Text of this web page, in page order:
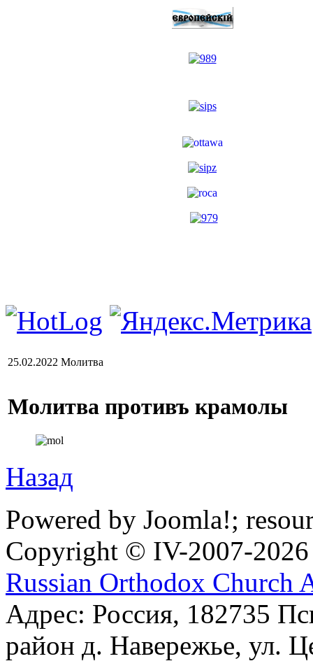
25.02.2022 Молитва
Молитва противъ крамолы
Назад
Powered by Joomla!;
Copyright © IV-2007-2026
Russian Orthodox Church
Адрес: Россия, 182735
район д. Навережье, ул.